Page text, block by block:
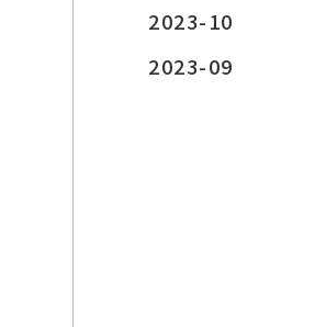
2023-10
2023-09